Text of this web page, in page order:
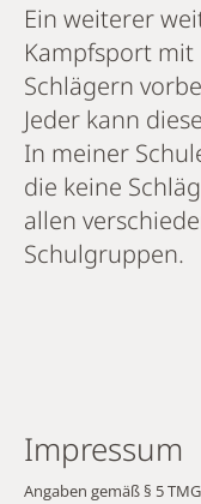
Ein weiterer
Kampfsport
Schlägern
Jeder kann
In meiner
die keine
allen
Schulgruppen.
Impressum
Angaben gemäß § 5